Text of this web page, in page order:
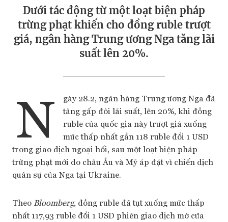
Dưới tác động từ một loạt biện pháp
trừng phạt khiến cho đồng ruble trượt
giá, ngân hàng Trung ương Nga tăng lãi
suất lên 20%.
N
gày 28.2, ngân hàng Trung ương Nga đã
tăng gấp đôi lãi suất, lên 20%, khi đồng
ruble của quốc gia này trượt giá xuống
mức thấp nhất gần 118 ruble đổi 1 USD
trong giao dịch ngoại hối, sau một loạt biện pháp
trừng phạt mới do châu Âu và Mỹ áp đặt vì chiến dịch
quân sự của Nga tại Ukraine.
Theo Bloomberg, đồng ruble đã tụt xuống mức thấp
nhất 117,93 ruble đổi 1 USD phiên giao dịch mở cửa